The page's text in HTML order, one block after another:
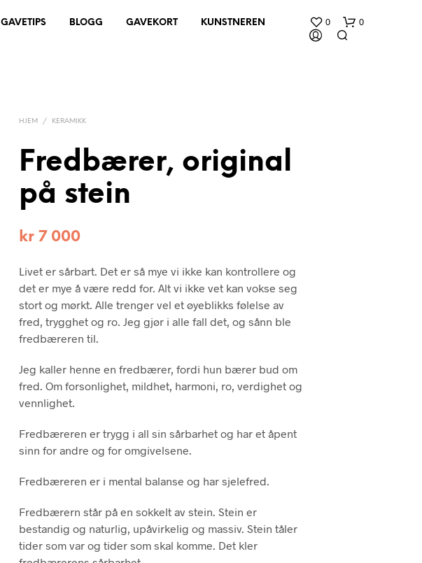
GAVETIPS BLOGG GAVEKORT
KUNSTNEREN
0 0
HJEM / KERAMIKK
Fredbærer, original
på stein
kr 7 000
Livet er sårbart. Det er så mye vi ikke kan kontrollere og
det er mye å være redd for. Alt vi ikke vet kan vokse seg
stort og mørkt. Alle trenger vel et øyeblikks følelse av
fred, trygghet og ro. Jeg gjør i alle fall det, og sånn ble
fredbæreren til.
Jeg kaller henne en fredbærer, fordi hun bærer bud om
fred. Om forsonlighet, mildhet, harmoni, ro, verdighet og
vennlighet.
Fredbæreren er trygg i all sin sårbarhet og har et åpent
sinn for andre og for omgivelsene.
Fredbæreren er i mental balanse og har sjelefred.
Fredbærern står på en sokkelt av stein. Stein er
bestandig og naturlig, upåvirkelig og massiv. Stein tåler
tider som var og tider som skal komme. Det kler